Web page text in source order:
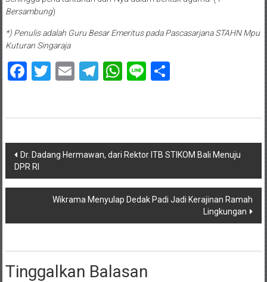
Bersambung)
*) Penulis adalah Guru Besar Emeritus pada Pascasarjana STAHN Mpu
Kuturan Singaraja
Facebook
Twitter
EmailTelegram
WhatsApp
LineShare
Navigasi
pos
Dr. Dadang Hermawan, dari Rektor ITB STIKOM Bali Menuju
DPR RI
Wikrama Menyulap Dedak Padi Jadi Kerajinan Ramah
Lingkungan
Tinggalkan Balasan